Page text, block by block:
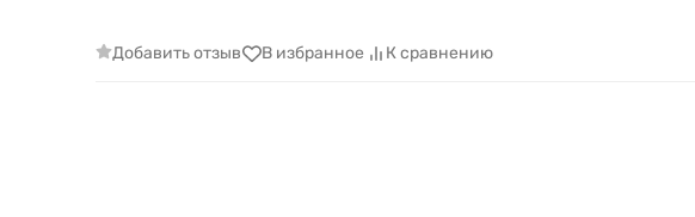
Добавить отзыв В избранное К сравнению